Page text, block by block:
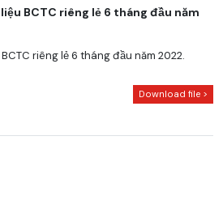
BCTC riêng lẻ 6 tháng đầu năm
riêng lẻ 6 tháng đầu năm 2022.
Download file >